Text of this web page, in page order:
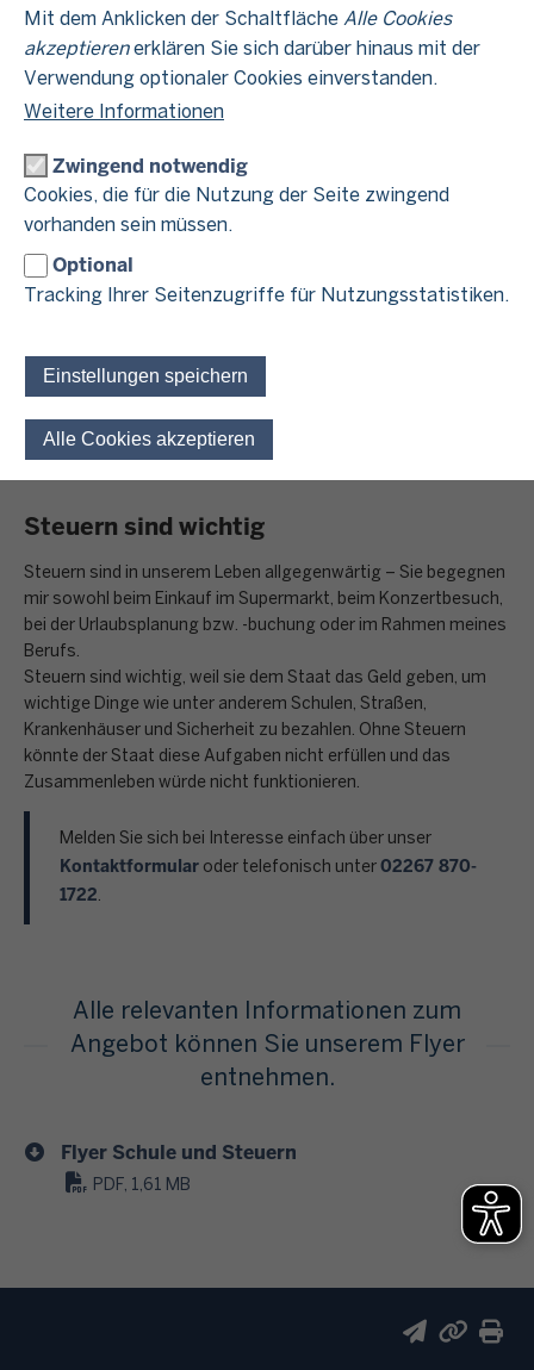
Mit dem Anklicken der Schaltfläche Alle Cookies
akzeptierenerklären Sie sich darüber hinaus mit der
Verwendung optionaler Cookies einverstanden.
Weitere Informationen
Zwingend notwendig
Cookies, die für die Nutzung der Seite zwingend
vorhanden sein müssen.
Optional
Tracking Ihrer Seitenzugriffe für Nutzungsstatistiken.
Einstellungen speichern
Alle Cookies akzeptieren
Mitarbeitende der Finanzämter die Schulen in Nordrhein-
Westfalen – ob Real-, Gesamt- oder Kollegschule, aber auch
Gymnasium: Wir erarbeiten gemeinsam mit den Schülerinnen
und Schülern einen grundlegenden Überblick über das
Die Schülerinnen und Schüler lernen interaktiv und praxisnah
verschieden Arten von Steuern kennen und erfahren, wofür
diese verwendet werden. Schwerpunkte liegen dabei auf der
Umsatzsteuer- sowie Einkommensteuer. Neben der
Beantwortung von konkreten Fragen wie „Wie finanziert sich
unser Staat?“ und „Was bedeutet Steuergerechtigkeit“? bleibt
Schülerinnen und Schüler zu beantworten, wie zum Beispiel:
Versteuerung von Ferienjobs oder
Steuern sind wichtig
Steuern sind in unserem Leben allgegenwärtig – Sie begegnen
mir sowohl beim Einkauf im Supermarkt, beim Konzertbesuch,
bei der Urlaubsplanung bzw. -buchung oder im Rahmen meines
Berufs.
Steuern sind wichtig, weil sie dem Staat das Geld geben, um
wichtige Dinge wie unter anderem Schulen, Straßen,
Krankenhäuser und Sicherheit zu bezahlen. Ohne Steuern
könnte der Staat diese Aufgaben nicht erfüllen und das
Zusammenleben würde nicht funktionieren.
Melden Sie sich bei Interesse einfach über unser
Kontaktformular oder telefonisch unter 02267 870-
1722
Alle relevanten Informationen zum
Angebot können Sie unserem Flyer
entnehmen.
Flyer Schule und Steuern
PDF, 1,61 MB